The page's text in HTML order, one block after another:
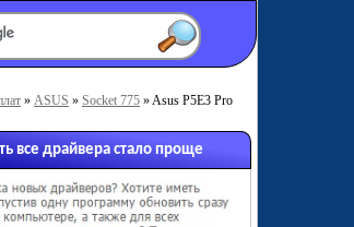
» ASUS » Socket 775 » Asus P5E3 Pro
все драйвера стало проще